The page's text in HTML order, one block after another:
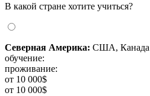
В какой стране хотите учиться?
Северная Америка: США, Канада
обучение:
проживание:
от 10 000$
от 10 000$